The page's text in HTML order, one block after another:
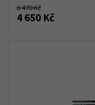
6 470 Kč
4 650 Kč